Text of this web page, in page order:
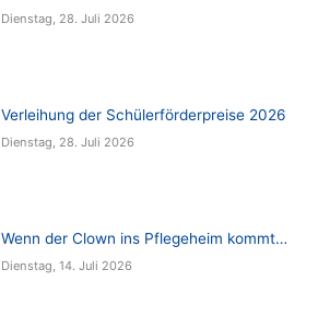
Dienstag, 28. Juli 2026
Verleihung der Schülerförderpreise 2026
Dienstag, 28. Juli 2026
Wenn der Clown ins Pflegeheim kommt…
Dienstag, 14. Juli 2026